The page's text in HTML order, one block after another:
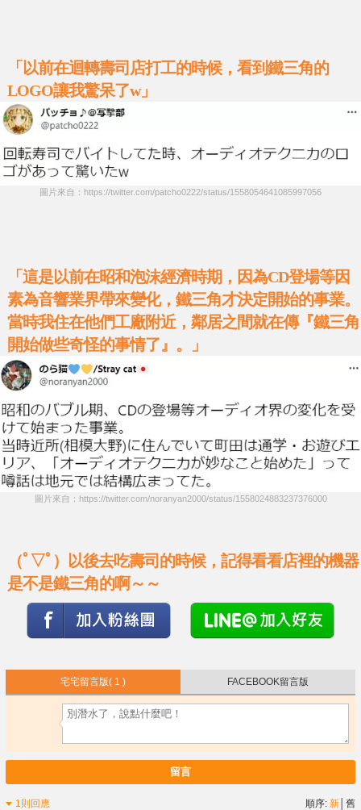
「以前在迴轉壽司店打工的時候，看到鐵三角的
LOGO讓我驚呆了w」
圖片來自：https://twitter.com/patcho0222/status/1558054641085997056
「這是以前在昭和泡沫經濟時期，因為CD登場等因
素為音響業界帶來變化，鐵三角才決定開始的事業。
當時我住在他們工廠附近，鄰居之間就在傳『鐵三角
開始做些奇怪的事情了』。」
圖片來自：https://twitter.com/noranyan2000/status/1558024883237376000
（ﾟ▽ﾟ）以後去吃壽司的時候，記得看看店裡的機器
是不是鐵三角的啊～～
宅宅留言版( 1 ) FACEBOOK留言版
留言
1則回應 順序:新 │舊